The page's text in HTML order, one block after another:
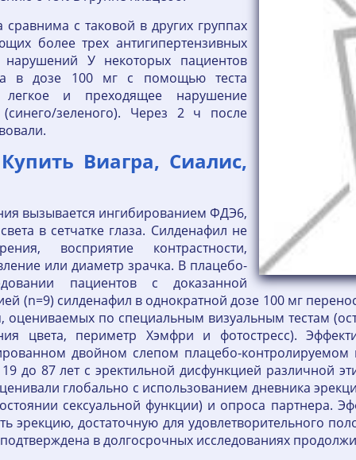
с таковой в других группах
более трех антигипертензивных
нарушений У некоторых пациентов
в дозе 100 мг с помощью теста
легкое и преходящее нарушение
зеленого). Через 2 ч после
Виагра, Сиалис,
вызывается ингибированием ФДЭ6,
в сетчатке глаза. Силденафил не
восприятие контрастности,
или диаметр зрачка. В плацебо-
пациентов с доказанной
(n=9) силденафил в однократной дозе 100 мг
по специальным визуальным тестам
цвета, периметр Хэмфри и фотостресс).
двойном слепом плацебо-контролируемом
до 87 лет с эректильной дисфункцией различной
глобально с использованием дневника
сексуальной функции) и опроса партнера.
эрекцию, достаточную для удовлетворительного
в долгосрочных исследованиях